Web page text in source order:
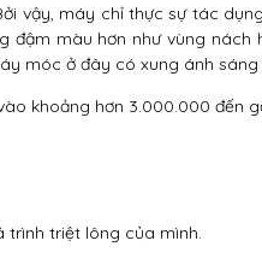
vậy, máy chỉ thực sự tác
màu hơn như vùng nách
móc ở đây có xung ánh sáng
khoảng hơn 3.000.000 đến
trình triệt lông của mình.